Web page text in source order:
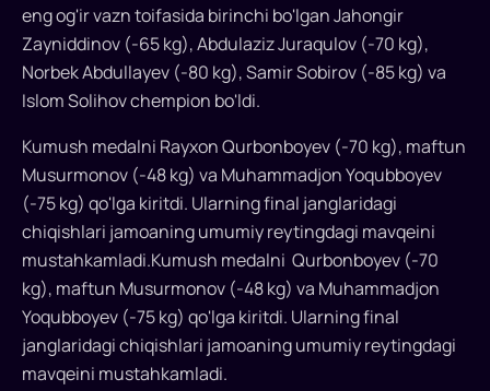
yoshgacha
bo'lgan
boks
bo'yicha
O'zbekiston
yoshlar
terma
jamoasi
Tailandda
yakunlangan
Osiyo
chempionatida
umumjamoa
hisobida
eng og'ir vazn toifasida birinchi bo'lgan Jahongir
Zayniddinov (-65 kg), Abdulaziz Juraqulov (-70 kg),
Norbek Abdullayev (-80 kg), Samir Sobirov (-85 kg) va
Islom Solihov chempion bo'ldi.
Kumush medalni Rayxon Qurbonboyev (-70 kg), maftun
Musurmonov (-48 kg) va Muhammadjon Yoqubboyev
(-75 kg) qo'lga kiritdi. Ularning final janglaridagi
chiqishlari jamoaning umumiy reytingdagi mavqeini
mustahkamladi.Kumush medalni Qurbonboyev (-70
kg), maftun Musurmonov (-48 kg) va Muhammadjon
Yoqubboyev (-75 kg) qo'lga kiritdi. Ularning final
janglaridagi chiqishlari jamoaning umumiy reytingdagi
mavqeini mustahkamladi.